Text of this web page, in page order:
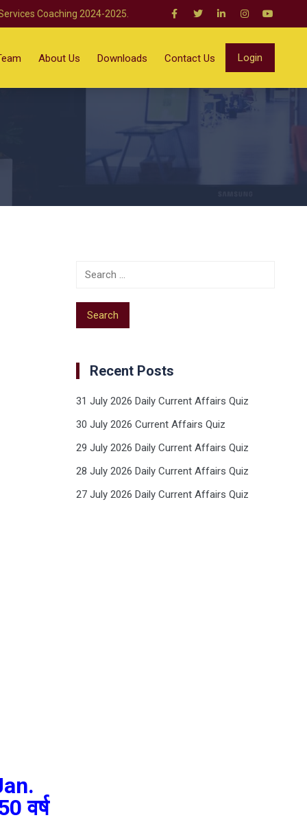
Coaching 2024-2025.
About Us Downloads Contact Us Login
वर्ष
Recent Posts
31 July 2026 Daily Current Affairs Quiz
30 July 2026 Current Affairs Quiz
29 July 2026 Daily Current Affairs Quiz
28 July 2026 Daily Current Affairs Quiz
27 July 2026 Daily Current Affairs Quiz